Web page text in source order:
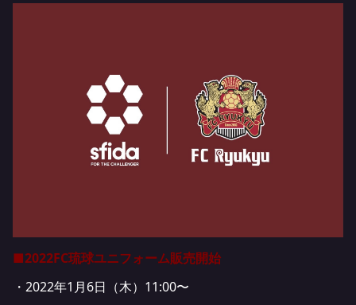
■2022FC琉球ユニフォーム販売開始
・2022年1月6日（木）11:00〜